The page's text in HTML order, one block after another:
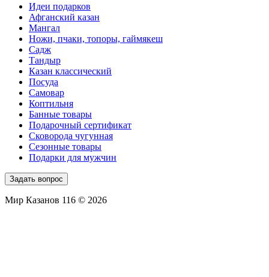
Идеи подарков
Афганский казан
Мангал
Ножи, пчаки, топоры, гаймякеш
Садж
Тандыр
Казан классический
Посуда
Самовар
Коптильня
Банные товары
Подарочный сертификат
Сковорода чугунная
Сезонные товары
Подарки для мужчин
Задать вопрос
Мир Казанов 116 © 2026